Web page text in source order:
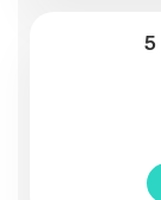
5